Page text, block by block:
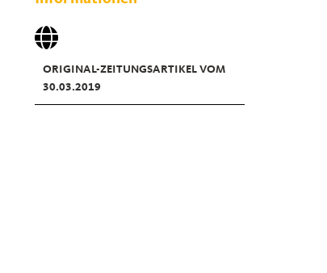
ORIGINAL-ZEITUNGSARTIKEL VOM
30.03.2019